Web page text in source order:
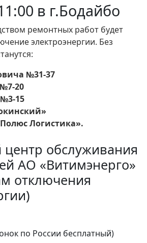
в г.Бодайбо
ремонтных работ будет
электроэнергии. Без
№31-37
20
15
Логистика».
центр обслуживания
АО «Витимэнерго»
отключения
по России бесплатный)